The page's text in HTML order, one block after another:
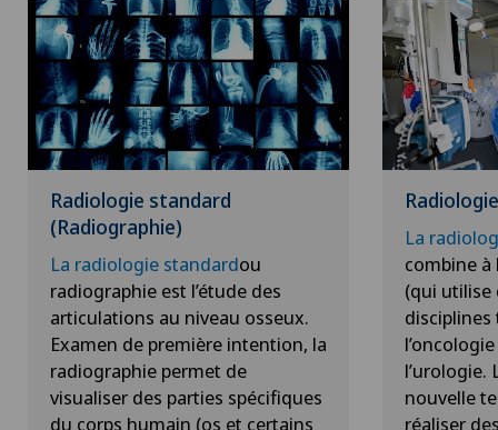
Radiologie standard
(Radiographie)
La radiologie standardou
radiographie est l’étude des
articulations au niveau osseux.
Examen de première intention, la
radiographie permet de
visualiser des parties spécifiques
du corps humain (os et certains
La
combine
(qui utilise
l’urologie.
nouvelle
réaliser